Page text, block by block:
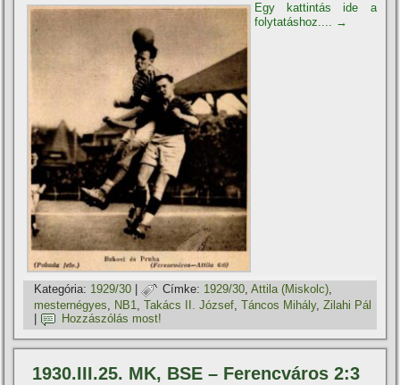
Egy kattintás ide a
folytatáshoz.... →
Kategória: 1929/30 Címke: 1929/30 ,Attila (Miskolc)
mesternégyes
NB1 ,Takács II. József ,Táncos Mihály,Zilahi Pál
Hozzászólás most!
1930.III.25. MK, BSE – Ferencváros 2:3